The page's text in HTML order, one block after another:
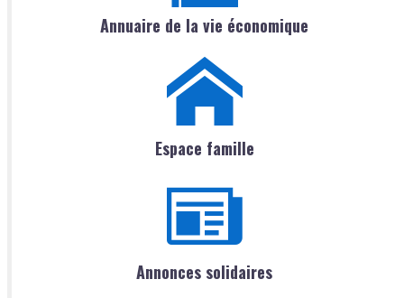
Annuaire de la vie économique
Espace famille
Annonces solidaires